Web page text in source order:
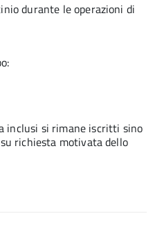
durante le operazioni di
inclusi si rimane iscritti sino
richiesta motivata dello